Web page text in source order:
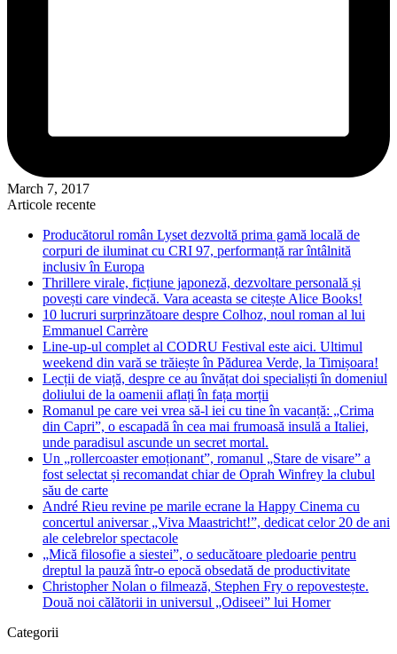
March 7, 2017
Articole recente
Producătorul român Lyset dezvoltă prima gamă locală de
corpuri de iluminat cu CRI 97, performanță rar întâlnită
inclusiv în Europa
Thrillere virale, ficțiune japoneză, dezvoltare personală și
povești care vindecă. Vara aceasta se citește Alice Books!
10 lucruri surprinzătoare despre Colhoz, noul roman al lui
Emmanuel Carrère
Line-up-ul complet al CODRU Festival este aici. Ultimul
weekend din vară se trăiește în Pădurea Verde, la Timișoara!
Lecții de viață, despre ce au învățat doi specialiști în domeniul
doliului de la oamenii aflați în fața morții
Romanul pe care vei vrea să-l iei cu tine în vacanță: „Crima
din Capri”, o escapadă în cea mai frumoasă insulă a Italiei,
unde paradisul ascunde un secret mortal.
Un „rollercoaster emoționant”, romanul „Stare de visare” a
fost selectat și recomandat chiar de Oprah Winfrey la clubul
său de carte
André Rieu revine pe marile ecrane la Happy Cinema cu
concertul aniversar „Viva Maastricht!”, dedicat celor 20 de ani
ale celebrelor spectacole
„Mică filosofie a siestei”, o seducătoare pledoarie pentru
dreptul la pauză într-o epocă obsedată de productivitate
Christopher Nolan o filmează, Stephen Fry o repovestește.
Două noi călătorii in universul „Odiseei” lui Homer
Categorii